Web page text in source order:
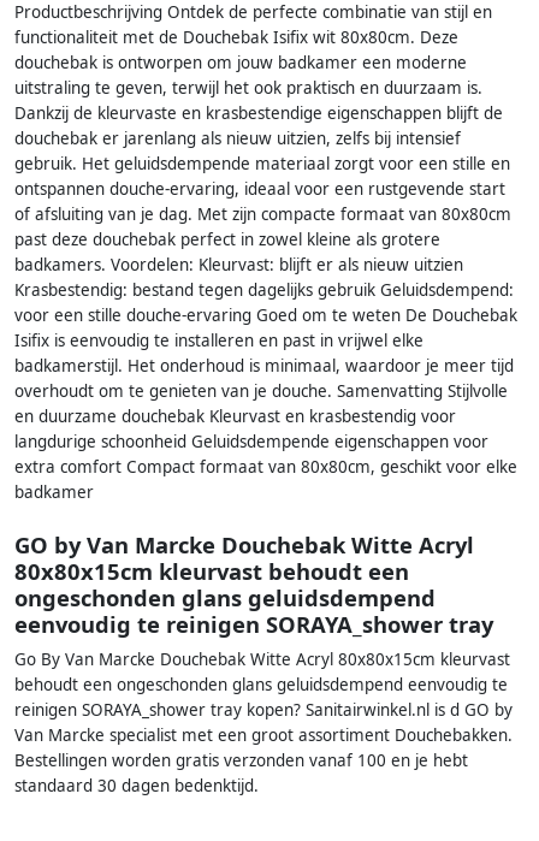
Productbeschrijving Ontdek de perfecte combinatie van stijl en
functionaliteit met de Douchebak Isifix wit 80x80cm. Deze
douchebak is ontworpen om jouw badkamer een moderne
uitstraling te geven, terwijl het ook praktisch en duurzaam is.
Dankzij de kleurvaste en krasbestendige eigenschappen blijft de
douchebak er jarenlang als nieuw uitzien, zelfs bij intensief
gebruik. Het geluidsdempende materiaal zorgt voor een stille en
ontspannen douche-ervaring, ideaal voor een rustgevende start
of afsluiting van je dag. Met zijn compacte formaat van 80x80cm
past deze douchebak perfect in zowel kleine als grotere
badkamers. Voordelen: Kleurvast: blijft er als nieuw uitzien
Krasbestendig: bestand tegen dagelijks gebruik Geluidsdempend:
voor een stille douche-ervaring Goed om te weten De Douchebak
Isifix is eenvoudig te installeren en past in vrijwel elke
badkamerstijl. Het onderhoud is minimaal, waardoor je meer tijd
overhoudt om te genieten van je douche. Samenvatting Stijlvolle
en duurzame douchebak Kleurvast en krasbestendig voor
langdurige schoonheid Geluidsdempende eigenschappen voor
extra comfort Compact formaat van 80x80cm, geschikt voor elke
badkamer
GO by Van Marcke Douchebak Witte Acryl
80x80x15cm kleurvast behoudt een
ongeschonden glans geluidsdempend
eenvoudig te reinigen SORAYA_shower tray
Go By Van Marcke Douchebak Witte Acryl 80x80x15cm kleurvast
behoudt een ongeschonden glans geluidsdempend eenvoudig te
reinigen SORAYA_shower tray kopen? Sanitairwinkel.nl is d GO by
Van Marcke specialist met een groot assortiment Douchebakken.
Bestellingen worden gratis verzonden vanaf 100 en je hebt
standaard 30 dagen bedenktijd.